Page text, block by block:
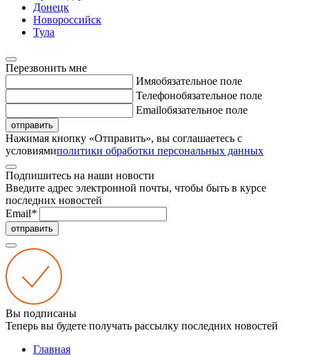
Донецк
Новороссийск
Тула
Перезвонить мне
Имяобязательное поле
Телефонобязательное поле
Emailобязательное поле
отправить
Нажимая кнопку «Отправить», вы соглашаетесь с
условиямиполитики обработки персональных данных
Подпишитесь на наши новости
Введите адрес электронной почты, чтобы быть в курсе
последних новостей
Email*
отправить
Вы подписаны
Теперь вы будете получать рассылку последних новостей
Главная